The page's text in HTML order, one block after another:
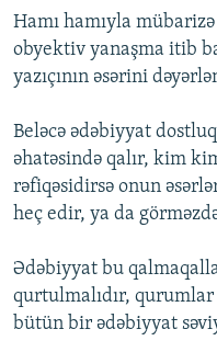
Hamı hamıyla
obyektiv yanaşma itib
yazıçının əsərini
Beləcə ədəbiyyat
əhatəsində qalır, kim
rəfiqəsidirsə onun
heç edir, ya da
Ədəbiyyat bu
qurtulmalıdır, qurumlar
bütün bir ədəbiyyat